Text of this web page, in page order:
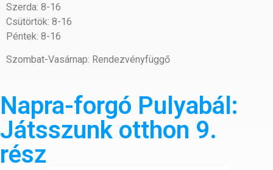
Szerda: 8-16
Csütörtök: 8-16
Péntek: 8-16
Szombat-Vasárnap: Rendezvényfüggő
Napra-forgó Pulyabál:
Játsszunk otthon 9.
rész